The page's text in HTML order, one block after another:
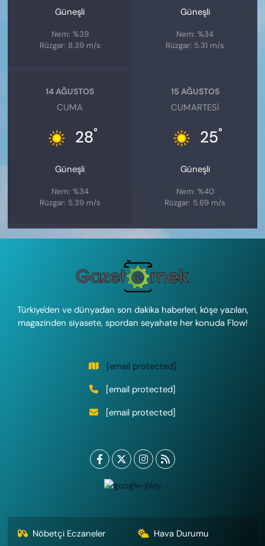
Güneşli
Nem: %39
Rüzgar: 8.39 m/s
Güneşli
Nem: %34
Rüzgar: 5.31 m/s
14 AĞUSTOS
CUMA
28°
Güneşli
Nem: %34
Rüzgar: 5.39 m/s
15 AĞUSTOS
CUMARTESI
25°
Güneşli
Nem: %40
Rüzgar: 5.69 m/s
Türkiye'den ve dünyadan son dakika haberleri, köşe yazıları,
magazinden siyasete, spordan seyahate her konuda Flow!
[email protected]
[email protected]
[email protected]
Nöbetçi Eczaneler Hava Durumu